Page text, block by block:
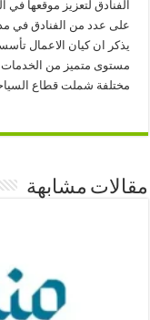
الفنادق لتعزيز موقعها
على عدد من الفنادق في
مستوى متميز من الخدمات
مختلفة شملت قطاع
مقالات مشابهة